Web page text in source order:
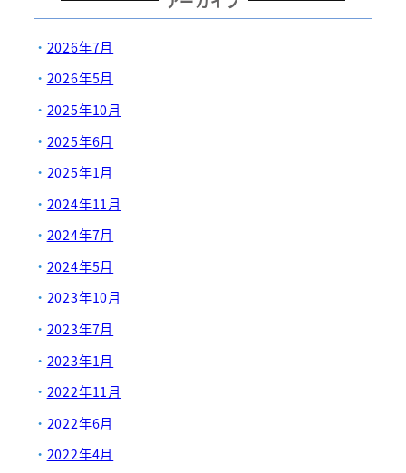
2026年7月
2026年5月
2025年10月
2025年6月
2025年1月
2024年11月
2024年7月
2024年5月
2023年10月
2023年7月
2023年1月
2022年11月
2022年6月
2022年4月